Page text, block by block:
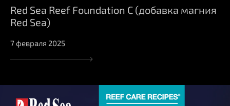
Red Sea Reef Foundation С (добавка магния
Red Sea)
7 февраля 2025